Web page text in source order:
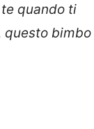
quando ti
questo bimbo